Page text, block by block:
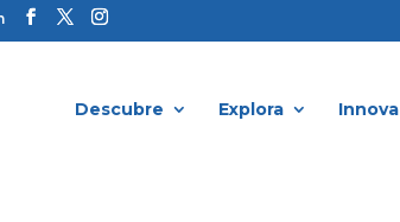
Descubre Explora Innova